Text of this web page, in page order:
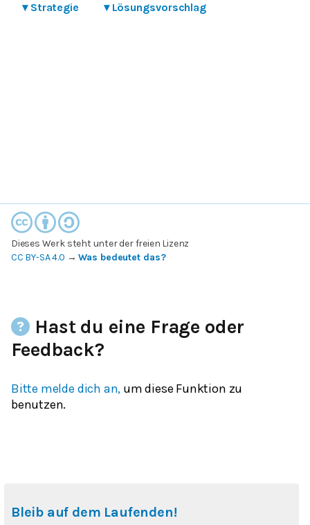
▾ Strategie ▾ Lösungsvorschlag
Dieses Werk steht unter der freien Lizenz
CC BY-SA 4.0 →Was bedeutet das?
Hast du eine Frage oder
Feedback?
Bitte melde dich an, um diese Funktion zu
benutzen.
Bleib auf dem Laufenden!